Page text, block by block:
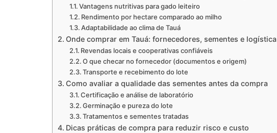
Vantagens nutritivas para gado leiteiro
Rendimento por hectare comparado ao milho
Adaptabilidade ao clima de Tauá
Onde comprar em Tauá: fornecedores, sementes e logística
Revendas locais e cooperativas confiáveis
O que checar no fornecedor (documentos e origem)
Transporte e recebimento do lote
Como avaliar a qualidade das sementes antes da compra
Certificação e análise de laboratório
Germinação e pureza do lote
Tratamentos e sementes tratadas
Dicas práticas de compra para reduzir risco e custo